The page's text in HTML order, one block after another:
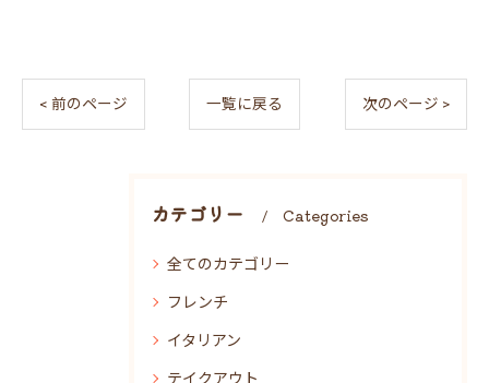
< 前のページ 一覧に戻る 次のページ >
カテゴリー Categories
全てのカテゴリー
フレンチ
イタリアン
テイクアウト